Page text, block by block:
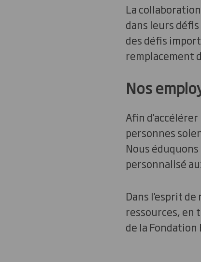
La
dans leurs
des défis
remplacement
Nos
Afin
personnes
Nous
personnalisé
Dans l'esprit
ressources, en
de la